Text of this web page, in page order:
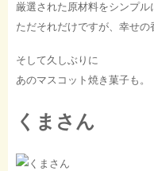
厳選された原材料をシンプル
ただそれだけですが、幸せの
そして久しぶりに
あのマスコット焼き菓子も。
くまさん